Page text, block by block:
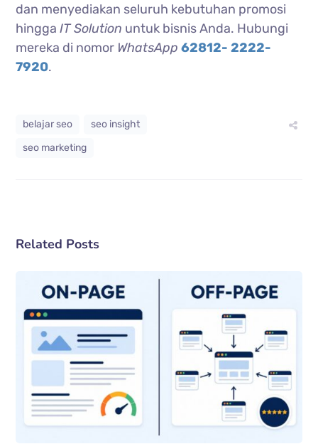
dan menyediakan seluruh kebutuhan promosi
hinggaIT Solution untuk bisnis Anda. Hubungi
mereka di nomor WhatsApp 62812- 2222-
7920.
belajar seo
seo insight
seo marketing
Related Posts